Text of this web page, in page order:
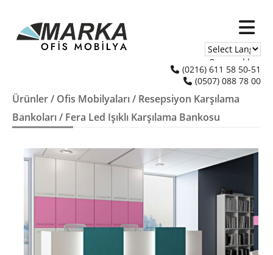
Powered by
Translate
(0216) 611 58 50-51
(0507) 088 78 00
Ürünler/ Ofis Mobilyaları/ Resepsiyon Karşılama
Bankoları/ Fera Led Işıklı Karşılama Bankosu